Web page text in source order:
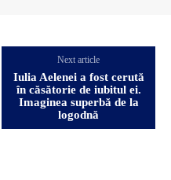
Next article
Iulia Aelenei a fost cerută
în căsătorie de iubitul ei.
Imaginea superbă de la
logodnă